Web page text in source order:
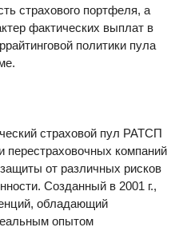
страхового портфеля, а
фактических выплат в
политики пула
страховой пул РАТСП
компаний
от различных рисков
Созданный в 2001 г.,
обладающий
опытом